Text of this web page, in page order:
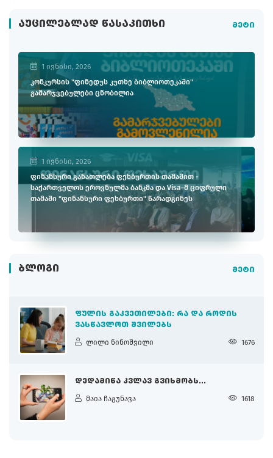
ᲐᲣᲪᲘᲚᲔᲑᲚᲐᲓ ᲬᲐᲡᲐᲙᲘᲗᲮᲘ მეტი
1 ივნისი, 2026
კონკურსის "ფინედუს კუთხე ბიბლიოთეკაში"
გამარჯვებულები ცნობილია
1 ივნისი, 2026
ფინანსური განათლება ფეხბურთის თამაშით -
საქართველოს ეროვნულმა ბანკმა და Visa-მ ციფრული
თამაში "ფინანსური ფეხბურთი" წარადგინეს
ᲑᲚᲝᲒᲘ მეტი
ᲤᲣᲚᲘᲡ ᲒᲐᲙᲕᲔᲗᲘᲚᲔᲑᲘ: ᲠᲐ ᲓᲐ ᲠᲝᲓᲘᲡ
ᲕᲐᲡᲬᲐᲕᲚᲝᲗ ᲨᲕᲘᲚᲔᲑᲡ
ლილი ნინოშვილი 1676
ᲓᲔᲓᲐᲛᲘᲬᲐ ᲙᲕᲚᲐᲕ ᲒᲕᲘᲮᲛᲝᲑᲡ...
მაია ჩაგუნავა 1618